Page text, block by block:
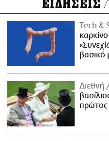
ΕΙΔΗΣΕΙΣ
Τech &
βασικό
Διεθνή
πρώτος